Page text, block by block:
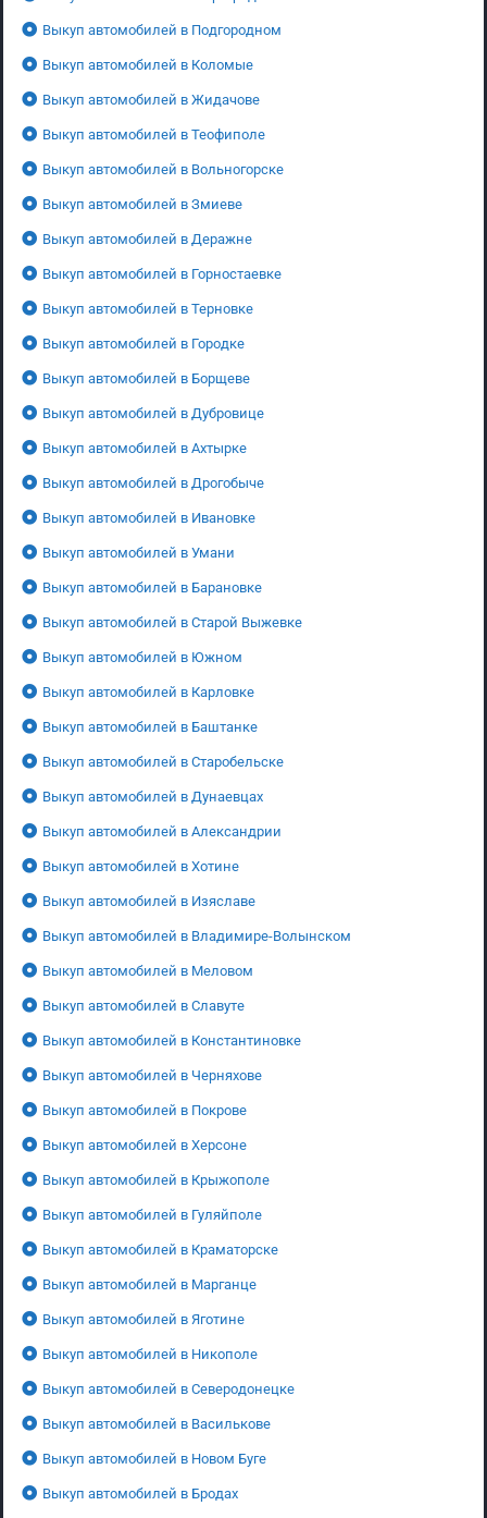
Выкуп автомобилей в Подгородном
Выкуп автомобилей в Коломые
Выкуп автомобилей в Жидачове
Выкуп автомобилей в Теофиполе
Выкуп автомобилей в Вольногорске
Выкуп автомобилей в Змиеве
Выкуп автомобилей в Деражне
Выкуп автомобилей в Горностаевке
Выкуп автомобилей в Терновке
Выкуп автомобилей в Городке
Выкуп автомобилей в Борщеве
Выкуп автомобилей в Дубровице
Выкуп автомобилей в Ахтырке
Выкуп автомобилей в Дрогобыче
Выкуп автомобилей в Ивановке
Выкуп автомобилей в Умани
Выкуп автомобилей в Барановке
Выкуп автомобилей в Старой Выжевке
Выкуп автомобилей в Южном
Выкуп автомобилей в Карловке
Выкуп автомобилей в Баштанке
Выкуп автомобилей в Старобельске
Выкуп автомобилей в Дунаевцах
Выкуп автомобилей в Александрии
Выкуп автомобилей в Хотине
Выкуп автомобилей в Изяславе
Выкуп автомобилей в Владимире-Волынском
Выкуп автомобилей в Меловом
Выкуп автомобилей в Славуте
Выкуп автомобилей в Константиновке
Выкуп автомобилей в Черняхове
Выкуп автомобилей в Покрове
Выкуп автомобилей в Херсоне
Выкуп автомобилей в Крыжополе
Выкуп автомобилей в Гуляйполе
Выкуп автомобилей в Краматорске
Выкуп автомобилей в Марганце
Выкуп автомобилей в Яготине
Выкуп автомобилей в Никополе
Выкуп автомобилей в Северодонецке
Выкуп автомобилей в Василькове
Выкуп автомобилей в Новом Буге
Выкуп автомобилей в Бродах